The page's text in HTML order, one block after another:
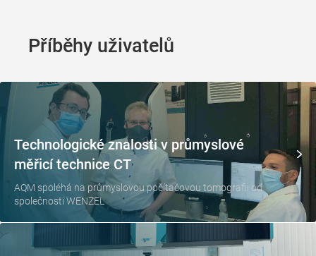
Příběhy uživatelů
Technologické znalosti v průmyslové
měřicí technice CT
AQM spoléhá na průmyslovou počítačovou tomografii od
společnosti WENZEL